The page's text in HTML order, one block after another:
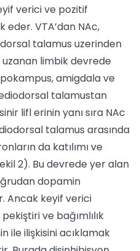
verici ve pozitif
eder. VTA’dan NAc,
talamus uzerinden
limbik devrede
amigdala ve
talamustan
lifl erinin yanı sıra NAc
talamus arasında
da katılımı ve
2). Bu devrede yer alan
dopamin
Ancak keyif verici
ve bağımlılık
ile ilişkisini acıklamak